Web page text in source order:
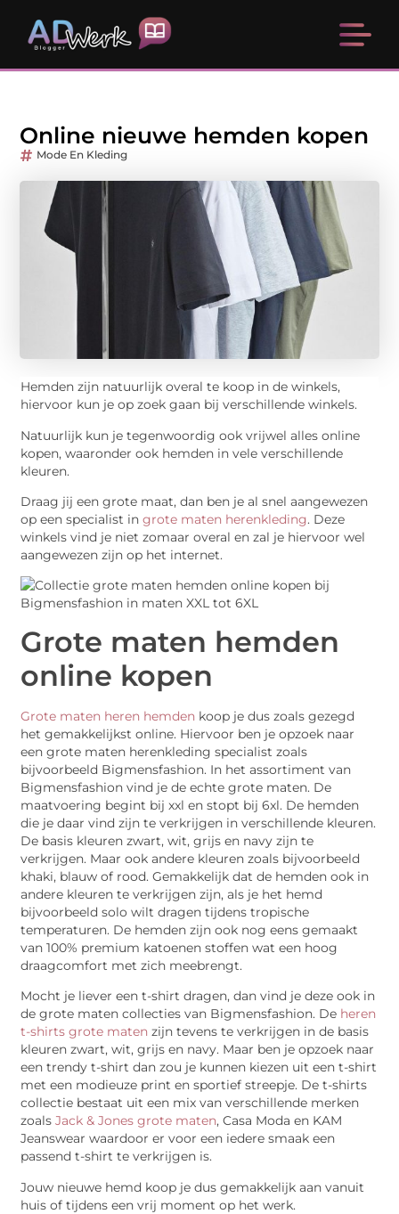
Online nieuwe hemden kopen
Mode En Kleding
Hemden zijn natuurlijk overal te koop in de winkels,
hiervoor kun je op zoek gaan bij verschillende winkels.
Natuurlijk kun je tegenwoordig ook vrijwel alles online
kopen, waaronder ook hemden in vele verschillende
kleuren.
Draag jij een grote maat, dan ben je al snel aangewezen
op een specialist ingrote maten herenkleding. Deze
winkels vind je niet zomaar overal en zal je hiervoor wel
aangewezen zijn op het internet.
Grote maten hemden
online kopen
Grote maten heren hemden koop je dus zoals gezegd
het gemakkelijkst online. Hiervoor ben je opzoek naar
een grote maten herenkleding specialist zoals
bijvoorbeeld Bigmensfashion. In het assortiment van
Bigmensfashion vind je de echte grote maten. De
maatvoering begint bij xxl en stopt bij 6xl. De hemden
die je daar vind zijn te verkrijgen in verschillende kleuren.
De basis kleuren zwart, wit, grijs en navy zijn te
verkrijgen. Maar ook andere kleuren zoals bijvoorbeeld
khaki, blauw of rood. Gemakkelijk dat de hemden ook in
andere kleuren te verkrijgen zijn, als je het hemd
bijvoorbeeld solo wilt dragen tijdens tropische
temperaturen. De hemden zijn ook nog eens gemaakt
van 100% premium katoenen stoffen wat een hoog
draagcomfort met zich meebrengt.
Mocht je liever een t-shirt dragen, dan vind je deze ook in
de grote maten collecties van Bigmensfashion. De heren
t-shirts grote maten zijn tevens te verkrijgen in de basis
kleuren zwart, wit, grijs en navy. Maar ben je opzoek naar
een trendy t-shirt dan zou je kunnen kiezen uit een t-shirt
met een modieuze print en sportief streepje. De t-shirts
collectie bestaat uit een mix van verschillende merken
zoalsJack & Jones grote maten, Casa Moda en KAM
Jeanswear waardoor er voor een iedere smaak een
passend t-shirt te verkrijgen is.
Jouw nieuwe hemd koop je dus gemakkelijk aan vanuit
huis of tijdens een vrij moment op het werk.